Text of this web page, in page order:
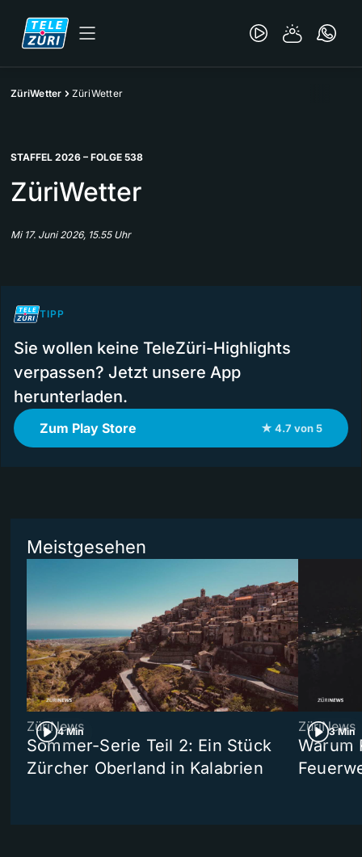
ZüriWetter ZüriWetter
STAFFEL 2026 – FOLGE 538
ZüriWetter
Mi 17. Juni 2026, 15.55 Uhr
TIPP
Sie wollen keine TeleZüri-Highlights
verpassen? Jetzt unsere App
herunterladen.
Zum Play Store ★ 4.7 von 5
Meistgesehen
4 Min
ZüriNews
Sommer-Serie Teil 2: Ein Stück
Zürcher Oberland in Kalabrien
3 Min
ZüriNews
Warum